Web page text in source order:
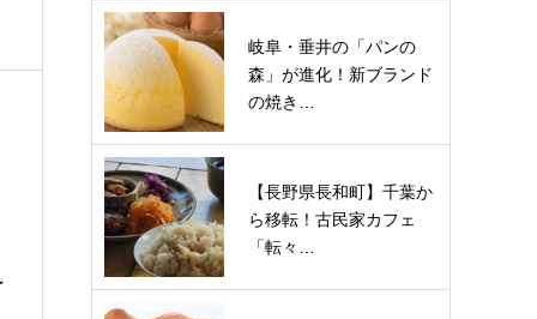
岐阜・垂井の「パンの
森」が進化！新ブランド
の焼き…
【長野県長和町】千葉か
ら移転！古民家カフェ
「転々…